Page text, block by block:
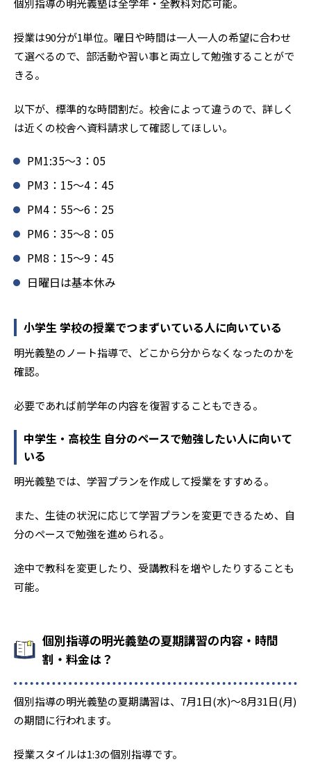
個別指導の明光義塾は全学年・全教科対応可能。
授業は90分が1単位。曜日や時間は一人一人の希望に合わせ
て選べるので、部活動や習い事と両立して勉強することがで
きる。
以下が、標準的な時間割だ。校舎によって違うので、詳しく
は近くの校舎へ資料請求して確認してほしい。
PM1:35～3：05
PM3：15～4：45
PM4：55～6：25
PM6：35～8：05
PM8：15～9：45
日曜日は基本休み
小学生 学校の授業でつまずいている人に向いている
明光義塾のノート指導で、どこから分からなくなったのかを
確認。
必要であれば前学年の内容を復習することもできる。
中学生・高校生 自分のペースで勉強したい人に向いて
いる
明光義塾では、学習プランを作成して授業をすすめる。
また、生徒の状況に応じて学習プランを変更できるため、自
分のペースで勉強を進められる。
途中で教科を変更したり、受講教科を増やしたりすることも
可能。
個別指導の明光義塾の夏期講習の内容・時間
割・料金は？
個別指導の明光義塾の夏期講習は、7月1日(水)〜8月31日(月)
の期間に行われます。
授業スタイルは1:3の個別指導です。